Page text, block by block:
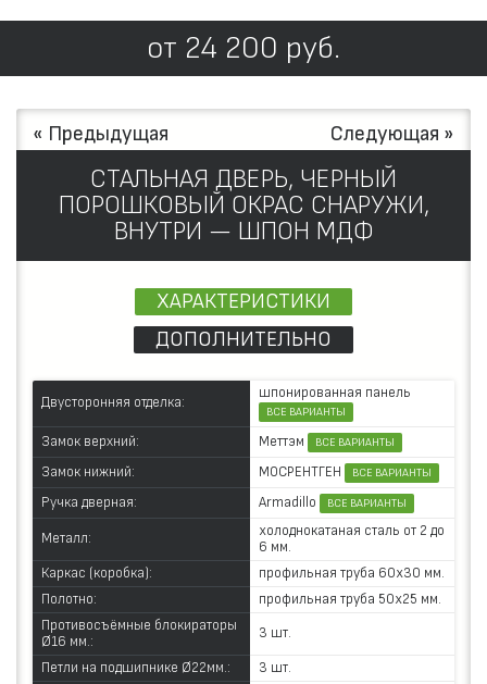
от 24 200 руб.
« Предыдущая Следующая »
СТАЛЬНАЯ ДВЕРЬ, ЧЕРНЫЙ
ПОРОШКОВЫЙ ОКРАС СНАРУЖИ,
ВНУТРИ — ШПОН МДФ
ХАРАКТЕРИСТИКИ
ДОПОЛНИТЕЛЬНО
Двусторонняя отделка:
шпонированная панель
ВСЕ ВАРИАНТЫ
Замок верхний: Меттэм ВСЕ ВАРИАНТЫ
Замок нижний: МОСРЕНТГЕН ВСЕ ВАРИАНТЫ
Ручка дверная: Armadillo ВСЕ ВАРИАНТЫ
Металл:
холоднокатаная сталь от 2 до
6 мм.
Каркас (коробка):
профильная труба 60х30 мм.
Полотно:
профильная труба 50х25 мм.
Противосъёмные блокираторы
Ø16 мм.:
3 шт.
Петли на подшипнике Ø22мм.:
3 шт.